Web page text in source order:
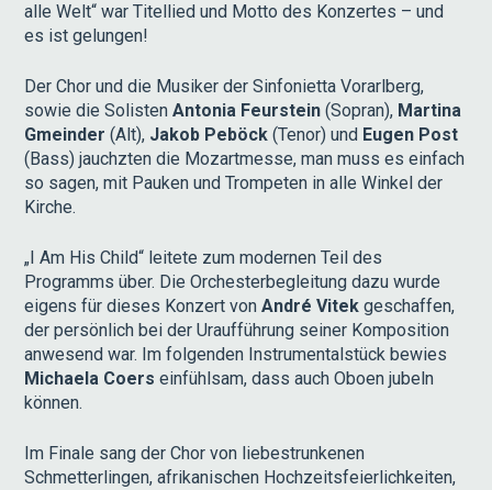
alle Welt“ war Titellied und Motto des Konzertes – und
es ist gelungen!
Der Chor und die Musiker der Sinfonietta Vorarlberg,
sowie die SolistenAntonia Feurstein (Sopran), Martina
Gmeinder (Alt), Jakob Peböck (Tenor) und Eugen Post
(Bass) jauchzten die Mozartmesse, man muss es einfach
so sagen, mit Pauken und Trompeten in alle Winkel der
Kirche.
„I Am His Child“ leitete zum modernen Teil des
Programms über. Die Orchesterbegleitung dazu wurde
eigens für dieses Konzert vonAndré Vitek geschaffen,
der persönlich bei der Uraufführung seiner Komposition
anwesend war. Im folgenden Instrumentalstück bewies
Michaela Coers einfühlsam, dass auch Oboen jubeln
können.
Im Finale sang der Chor von liebestrunkenen
Schmetterlingen, afrikanischen Hochzeitsfeierlichkeiten,